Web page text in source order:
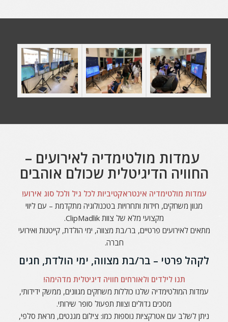
עמדות מולטימדיה לאירועים –
החוויה הדיגיטלית שכולם אוהבים
עמדות מולטימדיה אינטראקטיביות לכל גיל ולכל סוג אירוע!
מגוון משחקים, חידות ותחרויות בטכנולוגיה מתקדמת – עם ליווי
מקצועי מלא של צוות ClipMadlik.
מתאים לאירועים פרטיים, בר/בת מצווה, ימי הולדת, קייטנות ואירועי
חברה.
לקהל פרטי – בר/בת מצווה, ימי הולדת, חגים
תנו לילדים ולאורחים חוויה דיגיטלית מדהימה!
עמדות המולטימדיה שלנו כוללות משחקים מגוונים, ממשק ידידותי,
מסכים גדולים וצוות תפעול סופר שירותי.
ניתן לשלב עם אטרקציות נוספות כמו: צילום מגנטים, מראת סלפי,